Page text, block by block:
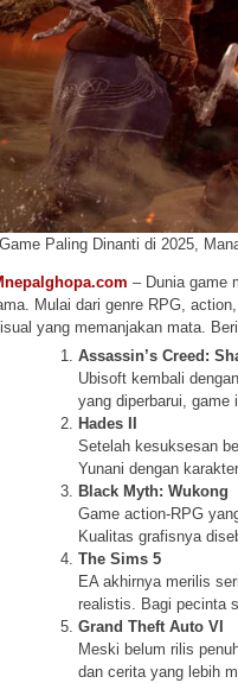
Paling Dinanti di 2025,
– Dunia game
Mulai dari genre RPG,
yang memanjakan mata.
Assassin’s Creed:
Ubisoft kembali
yang diperbarui,
Hades II
Setelah kesuksesan
Yunani dengan
Black Myth: Wukong
Game action-RPG
Kualitas grafisnya
The Sims 5
EA akhirnya merilis
realistis. Bagi pecinta
Grand Theft Auto VI
Meski belum rilis
dan cerita yang lebih